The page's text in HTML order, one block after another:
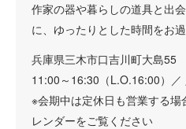
作家の器や暮らしの道具と出
に、ゆったりとした時間をお
兵庫県三木市口吉川町大島55
11:00～16:30（L.O.16:00）／
※会期中は定休日も営業する
レンダーをご覧ください